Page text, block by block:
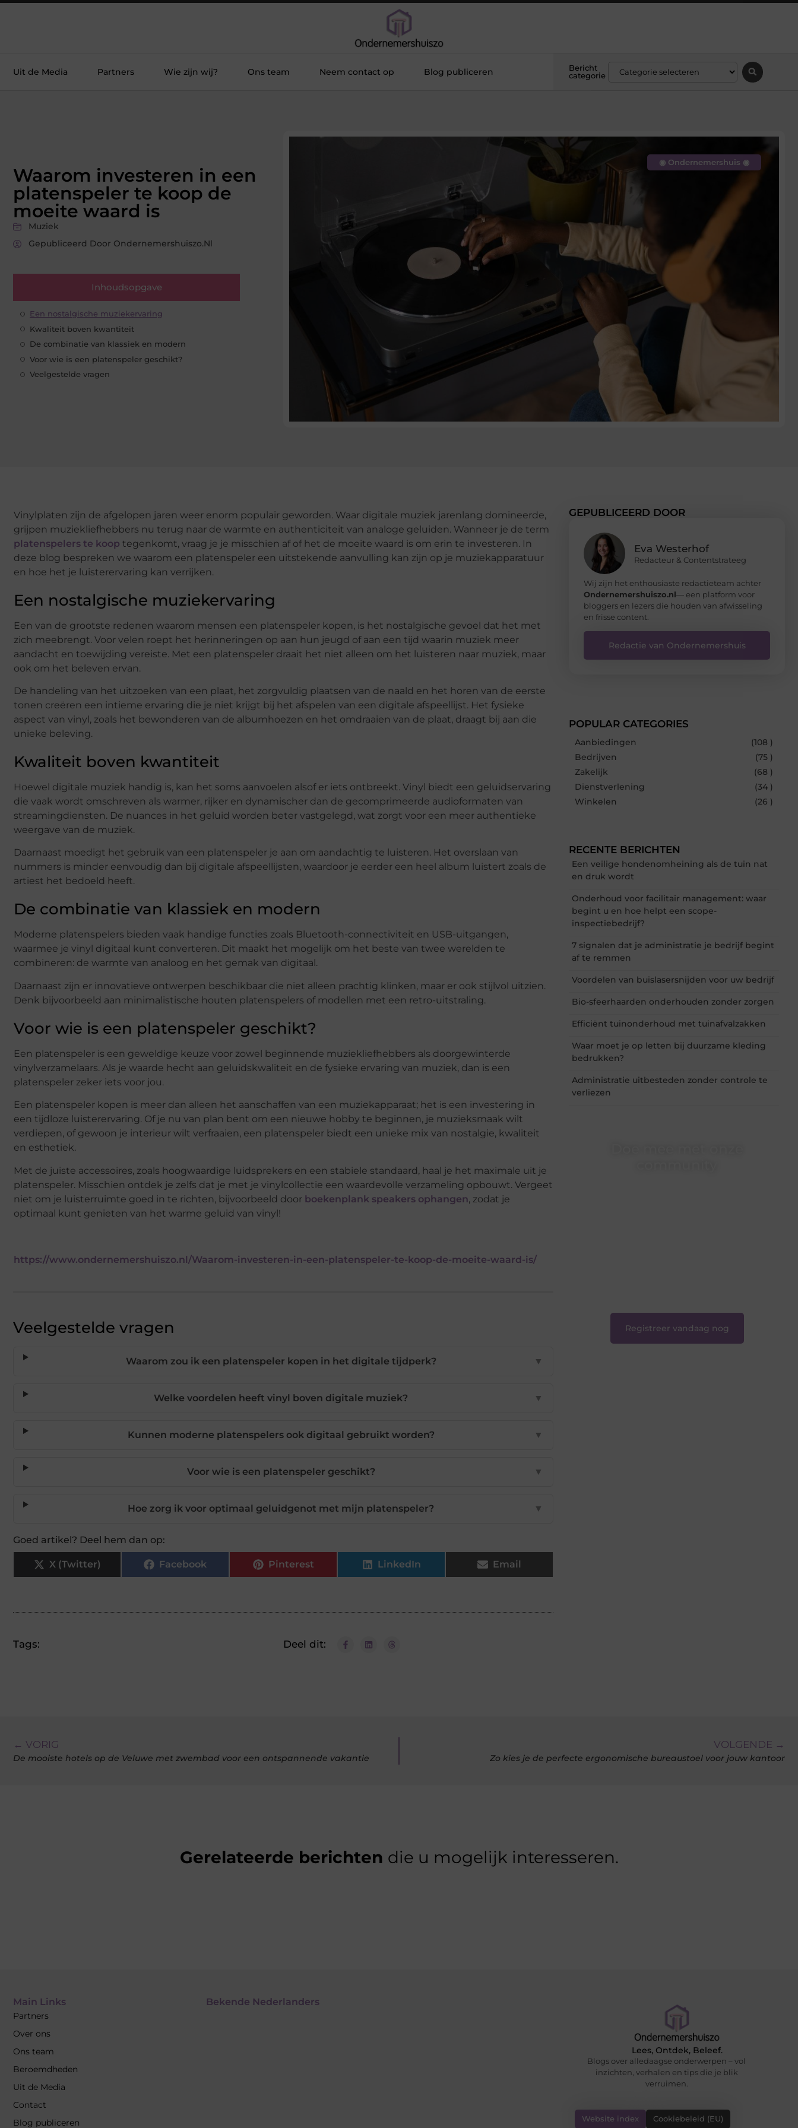
Uit de Media Partners Wie zijn wij? Ons team Neem contact op Blog publiceren
Bericht
categorie
Waarom investeren in een
platenspeler te koop de
moeite waard is
Muziek
Gepubliceerd Door Ondernemershuiszo.nl
Inhoudsopgave
Een nostalgische muziekervaring
Kwaliteit boven kwantiteit
De combinatie van klassiek en modern
Voor wie is een platenspeler geschikt?
Veelgestelde vragen
◉ Ondernemershuis ◉
Vinylplaten zijn de afgelopen jaren weer enorm populair geworden. Waar digitale muziek jarenlang domineerde,
grijpen muziekliefhebbers nu terug naar de warmte en authenticiteit van analoge geluiden. Wanneer je de term
platenspelers te koop tegenkomt, vraag je je misschien af of het de moeite waard is om erin te investeren. In
deze blog bespreken we waarom een platenspeler een uitstekende aanvulling kan zijn op je muziekapparatuur
en hoe het je luisterervaring kan verrijken.
Een nostalgische muziekervaring
Een van de grootste redenen waarom mensen een platenspeler kopen, is het nostalgische gevoel dat het met
zich meebrengt. Voor velen roept het herinneringen op aan hun jeugd of aan een tijd waarin muziek meer
aandacht en toewijding vereiste. Met een platenspeler draait het niet alleen om het luisteren naar muziek, maar
ook om het beleven ervan.
De handeling van het uitzoeken van een plaat, het zorgvuldig plaatsen van de naald en het horen van de eerste
tonen creëren een intieme ervaring die je niet krijgt bij het afspelen van een digitale afspeellijst. Het fysieke
aspect van vinyl, zoals het bewonderen van de albumhoezen en het omdraaien van de plaat, draagt bij aan die
unieke beleving.
Kwaliteit boven kwantiteit
Hoewel digitale muziek handig is, kan het soms aanvoelen alsof er iets ontbreekt. Vinyl biedt een geluidservaring
die vaak wordt omschreven als warmer, rijker en dynamischer dan de gecomprimeerde audioformaten van
streamingdiensten. De nuances in het geluid worden beter vastgelegd, wat zorgt voor een meer authentieke
weergave van de muziek.
Daarnaast moedigt het gebruik van een platenspeler je aan om aandachtig te luisteren. Het overslaan van
nummers is minder eenvoudig dan bij digitale afspeellijsten, waardoor je eerder een heel album luistert zoals de
artiest het bedoeld heeft.
De combinatie van klassiek en modern
Moderne platenspelers bieden vaak handige functies zoals Bluetooth-connectiviteit en USB-uitgangen,
waarmee je vinyl digitaal kunt converteren. Dit maakt het mogelijk om het beste van twee werelden te
combineren: de warmte van analoog en het gemak van digitaal.
Daarnaast zijn er innovatieve ontwerpen beschikbaar die niet alleen prachtig klinken, maar er ook stijlvol uitzien.
Denk bijvoorbeeld aan minimalistische houten platenspelers of modellen met een retro-uitstraling.
Voor wie is een platenspeler geschikt?
Een platenspeler is een geweldige keuze voor zowel beginnende muziekliefhebbers als doorgewinterde
vinylverzamelaars. Als je waarde hecht aan geluidskwaliteit en de fysieke ervaring van muziek, dan is een
platenspeler zeker iets voor jou.
Een platenspeler kopen is meer dan alleen het aanschaffen van een muziekapparaat; het is een investering in
een tijdloze luisterervaring. Of je nu van plan bent om een nieuwe hobby te beginnen, je muzieksmaak wilt
verdiepen, of gewoon je interieur wilt verfraaien, een platenspeler biedt een unieke mix van nostalgie, kwaliteit
en esthetiek.
Met de juiste accessoires, zoals hoogwaardige luidsprekers en een stabiele standaard, haal je het maximale uit je
platenspeler. Misschien ontdek je zelfs dat je met je vinylcollectie een waardevolle verzameling opbouwt. Vergeet
niet om je luisterruimte goed in te richten, bijvoorbeeld door boekenplank speakers ophangen, zodat je
optimaal kunt genieten van het warme geluid van vinyl!
https://www.ondernemershuiszo.nl/Waarom-investeren-in-een-platenspeler-te-koop-de-moeite-waard-is/
Veelgestelde vragen
Waarom zou ik een platenspeler kopen in het digitale tijdperk? ▼
Welke voordelen heeft vinyl boven digitale muziek? ▼
Kunnen moderne platenspelers ook digitaal gebruikt worden? ▼
Voor wie is een platenspeler geschikt? ▼
Hoe zorg ik voor optimaal geluidgenot met mijn platenspeler? ▼
Goed artikel? Deel hem dan op:
X (Twitter) Facebook Pinterest LinkedIn Email
Tags: Deel dit:
GEPUBLICEERD DOOR
Eva Westerhof
Redacteur & Contentstrateeg
Wij zijn het enthousiaste redactieteam achter
Ondernemershuiszo.nl— een platform voor
bloggers en lezers die houden van afwisseling
en frisse content.
Redactie van Ondernemershuis
POPULAR CATEGORIES
Aanbiedingen
(108 )
Bedrijven
(75 )
Zakelijk
(68 )
Dienstverlening
(34 )
Winkelen
(26 )
RECENTE BERICHTEN
Een veilige hondenomheining als de tuin nat
en druk wordt
Onderhoud voor facilitair management: waar
begint u en hoe helpt een scope-
inspectiebedrijf?
7 signalen dat je administratie je bedrijf begint
af te remmen
Voordelen van buislasersnijden voor uw bedrijf
Bio-sfeerhaarden onderhouden zonder zorgen
Efficiënt tuinonderhoud met tuinafvalzakken
Waar moet je op letten bij duurzame kleding
bedrukken?
Administratie uitbesteden zonder controle te
verliezen
Registreer vandaag nog
← VORIG
De mooiste hotels op de Veluwe met zwembad voor een ontspannende vakantie
VOLGENDE →
Zo kies je de perfecte ergonomische bureaustoel voor jouw kantoor
Gerelateerde berichten die u mogelijk interesseren.
Main Links
Partners
Over ons
Ons team
Beroemdheden
Uit de Media
Contact
Blog publiceren
Bekende Nederlanders
Lees, Ontdek, Beleef.
Blogs over alledaagse onderwerpen – vol
inzichten, verhalen en tips die je blik
verruimen.
Website index Cookiebeleid (EU)